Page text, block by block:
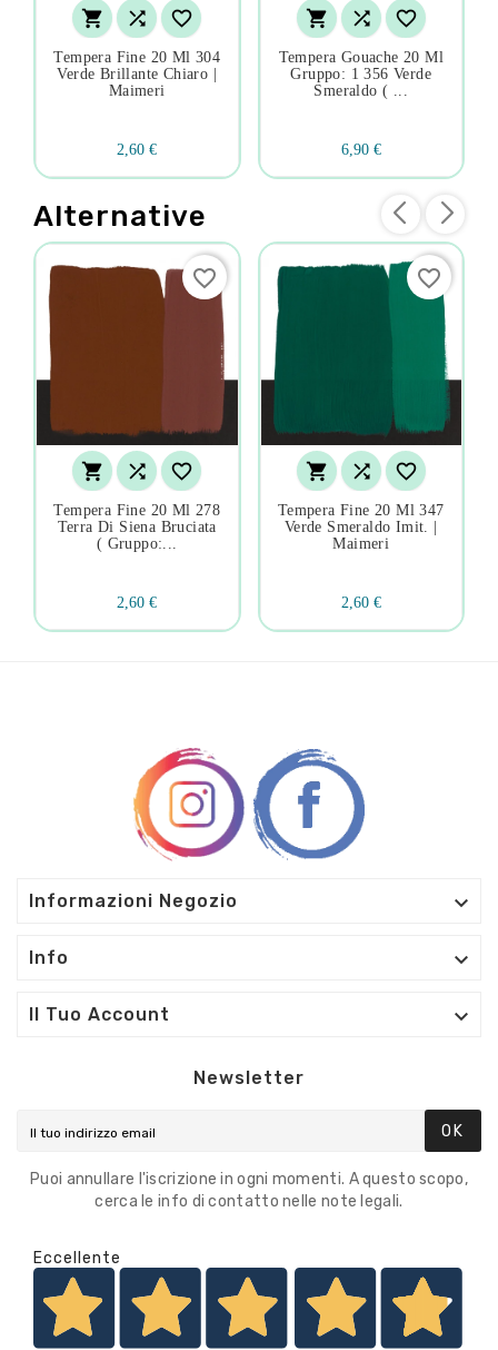
  
Tempera Fine 20 Ml 304
Verde Brillante Chiaro |
Maimeri
2,60 €
  
Tempera Gouache 20 Ml
Gruppo: 1 356 Verde
Smeraldo ( ...
6,90 €
Alternative
  
Tempera Fine 20 Ml 278
Terra Di Siena Bruciata
( Gruppo:...
2,60 €
favorite_border
  
Tempera Fine 20 Ml 347
Verde Smeraldo Imit. |
Maimeri
2,60 €
favorite_border
Informazioni Negozio 
Info 
Il Tuo Account 
Newsletter
OK
Puoi annullare l'iscrizione in ogni momenti. A questo scopo,
cerca le info di contatto nelle note legali.
Eccellente